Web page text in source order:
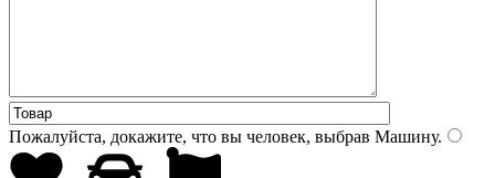
Пожалуйста, докажите, что вы человек, выбрав Машину.